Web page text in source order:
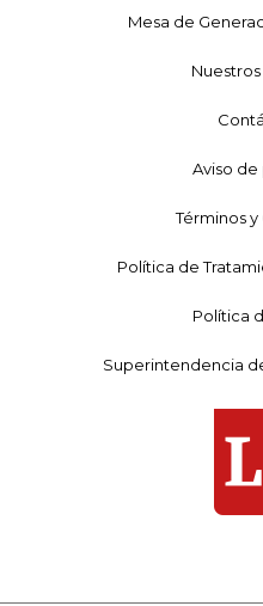
Mesa de
Aviso
Términos
Política de
Política
Superintendencia